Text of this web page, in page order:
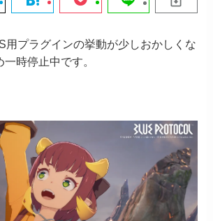
用プラグインの挙動が少しおかしくな
時停止中です。